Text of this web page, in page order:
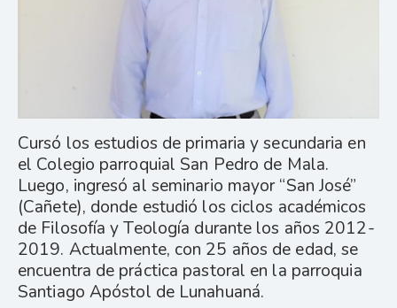
Cursó los estudios de primaria y secundaria en
el Colegio parroquial San Pedro de Mala.
Luego, ingresó al seminario mayor “San José”
(Cañete), donde estudió los ciclos académicos
de Filosofía y Teología durante los años 2012-
2019. Actualmente, con 25 años de edad, se
encuentra de práctica pastoral en la parroquia
Santiago Apóstol de Lunahuaná.